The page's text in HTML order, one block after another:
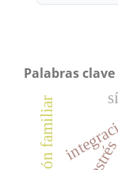
Palabras clave
estrés